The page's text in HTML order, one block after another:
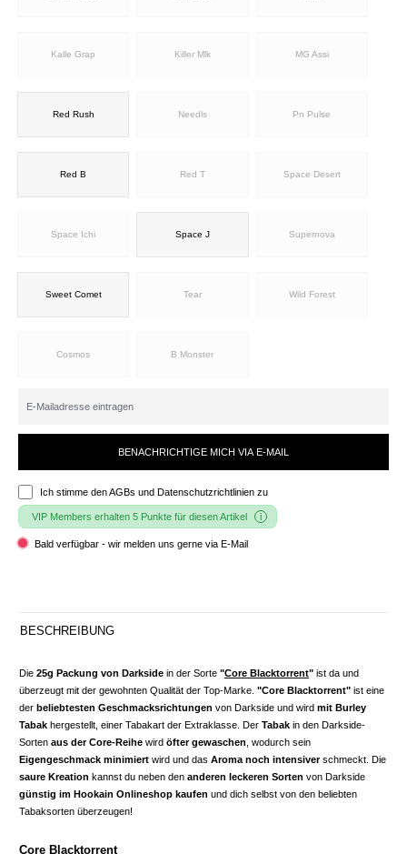
Kalle Grap Killer Mlk MG Assi
Red Rush Needls Pn Pulse
Red B Red T Space Desert
Space Ichi Space J Supernova
Sweet Comet Tear Wild Forest
Cosmos B Monster
BENACHRICHTIGE MICH VIA E-MAIL
Ich stimme denAGBs und Datenschutzrichtlinien zu
VIP Members erhalten 5 Punkte für diesen Artikel
Bald verfügbar - wir melden uns gerne via E-Mail
BESCHREIBUNG
Die 25g Packung von Darkside in der Sorte "Core Blacktorrent" ist da und
überzeugt mit der gewohnten Qualität der Top-Marke. "Core Blacktorrent" ist eine
der beliebtesten Geschmacksrichtungen von Darkside und wird mit Burley
Tabak hergestellt, einer Tabakart der Extraklasse. Der Tabak in den Darkside-
Sorten aus der Core-Reihe wird öfter gewaschen , wodurch sein
Eigengeschmack minimiert wird und das Aroma noch intensiverschmeckt. Die
saure Kreation kannst du neben den anderen leckeren Sorten von Darkside
günstig im Hookain Onlineshop kaufen und dich selbst von den beliebten
Tabaksorten überzeugen!
Core Blacktorrent